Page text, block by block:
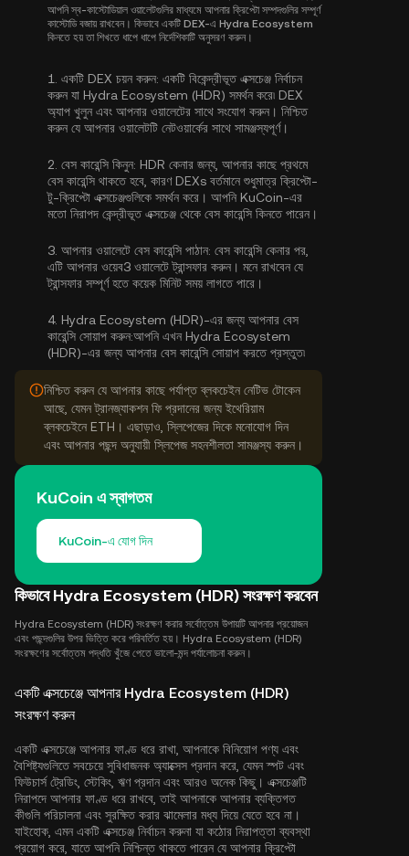
আপনি স্ব-কাস্টোডিয়াল ওয়ালেটগুলির মাধ্যমে আপনার ক্রিপ্টো সম্পদগুলির সম্পূর্ণ
কাস্টোডি বজায় রাখবেন। কিভাবে একটি DEX-এ Hydra Ecosystem
কিনতে হয় তা শিখতে ধাপে ধাপে নির্দেশিকাটি অনুসরণ করুন।
1. একটি DEX চয়ন করুন: একটি বিকেন্দ্রীভূত এক্সচেঞ্জ নির্বাচন
করুন যা Hydra Ecosystem (HDR) সমর্থন করে৷ DEX
অ্যাপ খুলুন এবং আপনার ওয়ালেটের সাথে সংযোগ করুন। নিশ্চিত
করুন যে আপনার ওয়ালেটটি নেটওয়ার্কের সাথে সামঞ্জস্যপূর্ণ।
2. বেস কারেন্সি কিনুন: HDR কেনার জন্য, আপনার কাছে প্রথমে
বেস কারেন্সি থাকতে হবে, কারণ DEXs বর্তমানে শুধুমাত্র ক্রিপ্টো-
টু-ক্রিপ্টো এক্সচেঞ্জগুলিকে সমর্থন করে। আপনি KuCoin-এর
মতো নিরাপদ কেন্দ্রীভূত এক্সচেঞ্জ থেকে বেস কারেন্সি কিনতে পারেন।
3. আপনার ওয়ালেটে বেস কারেন্সি পাঠান: বেস কারেন্সি কেনার পর,
এটি আপনার ওয়েব3 ওয়ালেটে ট্রান্সফার করুন। মনে রাখবেন যে
ট্রান্সফার সম্পূর্ণ হতে কয়েক মিনিট সময় লাগতে পারে।
4. Hydra Ecosystem (HDR)-এর জন্য আপনার বেস
কারেন্সি সোয়াপ করুন:আপনি এখন Hydra Ecosystem
(HDR)-এর জন্য আপনার বেস কারেন্সি সোয়াপ করতে প্রস্তুত৷
নিশ্চিত করুন যে আপনার কাছে পর্যাপ্ত ব্লকচেইন নেটিভ টোকেন
আছে, যেমন ট্রানজ্যাকশন ফি প্রদানের জন্য ইথেরিয়াম
ব্লকচেইনে ETH। এছাড়াও, স্লিপেজের দিকে মনোযোগ দিন
এবং আপনার পছন্দ অনুযায়ী স্লিপেজ সহনশীলতা সামঞ্জস্য করুন।
KuCoin এ স্বাগতম
KuCoin-এ যোগ দিন
কিভাবে Hydra Ecosystem (HDR) সংরক্ষণ করবেন
Hydra Ecosystem (HDR) সংরক্ষণ করার সর্বোত্তম উপায়টি আপনার প্রয়োজন
এবং পছন্দগুলির উপর ভিত্তি করে পরিবর্তিত হয়। Hydra Ecosystem (HDR)
সংরক্ষণের সর্বোত্তম পদ্ধতি খুঁজে পেতে ভালো-মন্দ পর্যালোচনা করুন।
একটি এক্সচেঞ্জে আপনার Hydra Ecosystem (HDR)
সংরক্ষণ করুন
একটি এক্সচেঞ্জে আপনার ফাণ্ড ধরে রাখা, আপনাকে বিনিয়োগ পণ্য এবং
বৈশিষ্ট্যগুলিতে সবচেয়ে সুবিধাজনক অ্যাক্সেস প্রদান করে, যেমন স্পট এবং
ফিউচার্স ট্রেডিং, স্টেকিং, ঋণ প্রদান এবং আরও অনেক কিছু। এক্সচেঞ্জটি
নিরাপদে আপনার ফাণ্ড ধরে রাখবে, তাই আপনাকে আপনার ব্যক্তিগত
কীগুলি পরিচালনা এবং সুরক্ষিত করার ঝামেলার মধ্য দিয়ে যেতে হবে না।
যাইহোক, এমন একটি এক্সচেঞ্জ নির্বাচন করুনা যা কঠোর নিরাপত্তা ব্যবস্থা
প্রয়োগ করে, যাতে আপনি নিশ্চিন্ত থাকতে পারেন যে আপনার ক্রিপ্টো